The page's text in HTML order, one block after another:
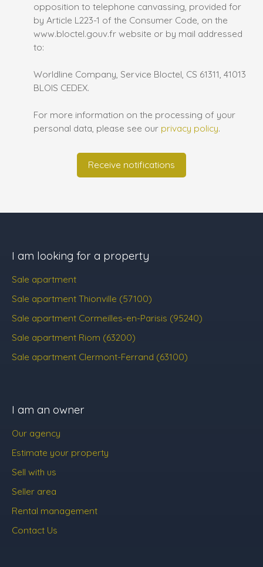
opposition to telephone canvassing, provided for
by Article L223-1 of the Consumer Code, on the
www.bloctel.gouv.fr website or by mail addressed
to:
Worldline Company, Service Bloctel, CS 61311, 41013
BLOIS CEDEX.
For more information on the processing of your
personal data, please see our privacy policy.
Receive notifications
I am looking for a property
Sale apartment
Sale apartment Thionville (57100)
Sale apartment Cormeilles-en-Parisis (95240)
Sale apartment Riom (63200)
Sale apartment Clermont-Ferrand (63100)
I am an owner
Our agency
Estimate your property
Sell with us
Seller area
Rental management
Contact Us